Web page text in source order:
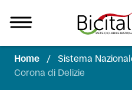
TUTTO
Home / Sistema
Corona di Delizie